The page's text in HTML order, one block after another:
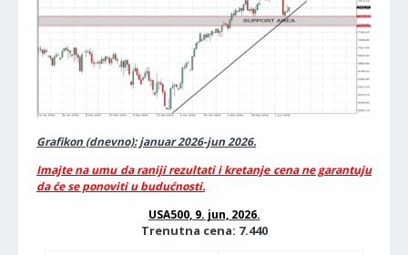
Grafikon (dnevno): januar 2026-jun 2026.
Imajte na umu da raniji rezultati i kretanje cena ne garantuju
da će se ponoviti u budućnosti.
USA500, 9. jun, 2026.
Trenutna cena: 7.440